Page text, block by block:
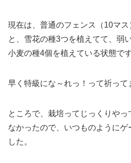
現在は、普通のフェンス（10マ
と、雪花の種3つを植えてて、弱
小麦の種4個を植えている状態です
早く特級にな～れっ！って祈って
ところで、栽培ってじっくりや
なかったので、いつものようにゲ
した。